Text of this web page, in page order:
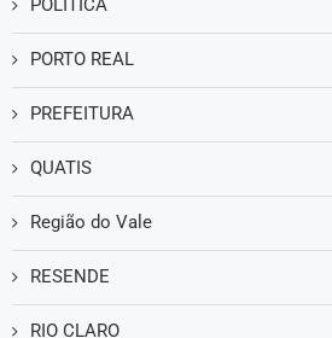
POLÍTICA
PORTO REAL
PREFEITURA
QUATIS
Região do Vale
RESENDE
RIO CLARO